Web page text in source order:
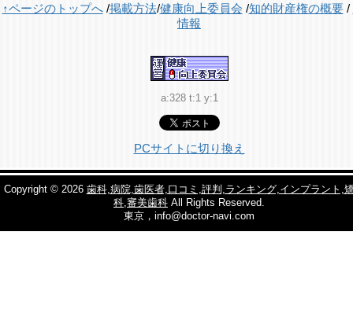
↑ページのトップへ/掲載方法/健康向上委員会 /知的財産権の概要/
情報
a:328 t:1 y:1
PCサイトに切り換え
Copyright © 2026 歯科,病院,歯医者,口コミ,評判,ランキング,インプラント,
科,審美歯科 All Rights Reserved.
東京，info@doctor-navi.com